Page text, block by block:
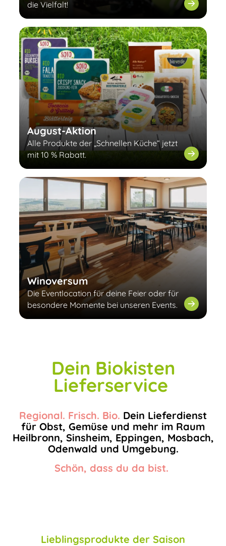
die Vielfalt!
August-Aktion
Alle Produkte der „Schnellen Küche“ jetzt
mit 10 % Rabatt.
Winoversum
Die Eventlocation für deine Feier oder für
besondere Momente bei unseren Events.
Dein Biokisten
Lieferservice
Regional. Frisch. Bio. Dein Lieferdienst
für Obst, Gemüse und mehr im Raum
Heilbronn, Sinsheim, Eppingen, Mosbach,
Odenwald und Umgebung.
Schön, dass du da bist.
Lieblingsprodukte der Saison